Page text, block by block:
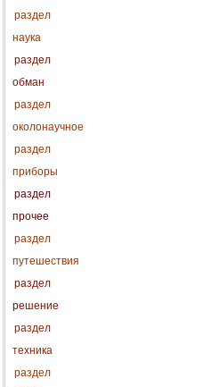
раздел
наука
раздел
обман
раздел
околонаучное
раздел
приборы
раздел
прочее
раздел
путешествия
раздел
решение
раздел
техника
раздел